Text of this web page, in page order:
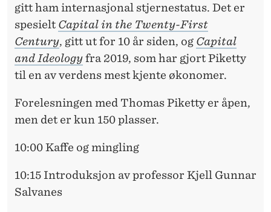
gitt ham internasjonal stjernestatus. Det er
spesielt Capital in the Twenty-First
Century, gitt ut for 10 år siden, og Capital
and Ideologyfra 2019, som har gjort Piketty
til en av verdens mest kjente økonomer.
Forelesningen med Thomas Piketty er åpen,
men det er kun 150 plasser.
10:00 Kaffe og mingling
10:15 Introduksjon av professor Kjell Gunnar
Salvanes